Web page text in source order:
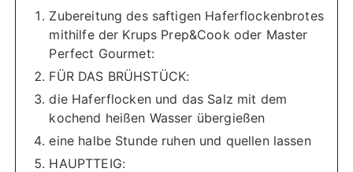
Zubereitung des saftigen Haferflockenbrotes
mithilfe der Krups Prep&Cook oder Master
Perfect Gourmet:
FÜR DAS BRÜHSTÜCK:
die Haferflocken und das Salz mit dem
kochend heißen Wasser übergießen
eine halbe Stunde ruhen und quellen lassen
HAUPTTEIG: